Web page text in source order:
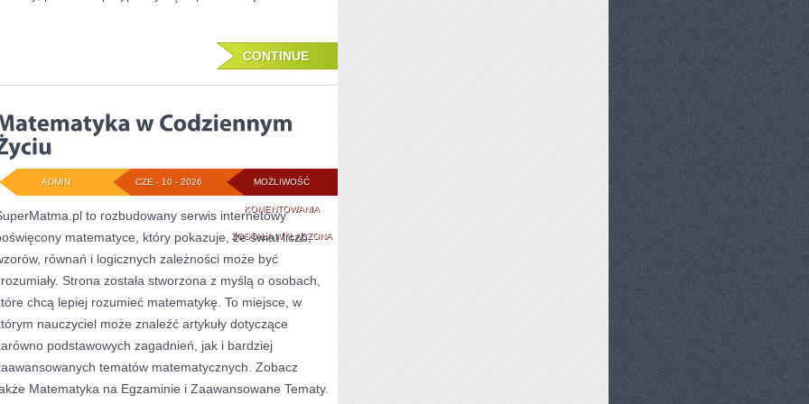
CONTINUE
MOŻLIWOŚĆ
KOMENTOWANIAMATEMATYKA
W
CODZIENNYM
ŻYCIU
ZOSTAŁA WYŁĄCZONA
CZE - 10 - 2026
ADMIN
to rozbudowany serwis internetowy
matematyce, który pokazuje, że świat liczb,
równań i logicznych zależności może być
Strona została stworzona z myślą o osobach,
chcą lepiej rozumieć matematykę. To miejsce, w
nauczyciel może znaleźć artykuły dotyczące
podstawowych zagadnień, jak i bardziej
tematów matematycznych. Zobacz
Matematyka na Egzaminie i Zaawansowane Tematy.